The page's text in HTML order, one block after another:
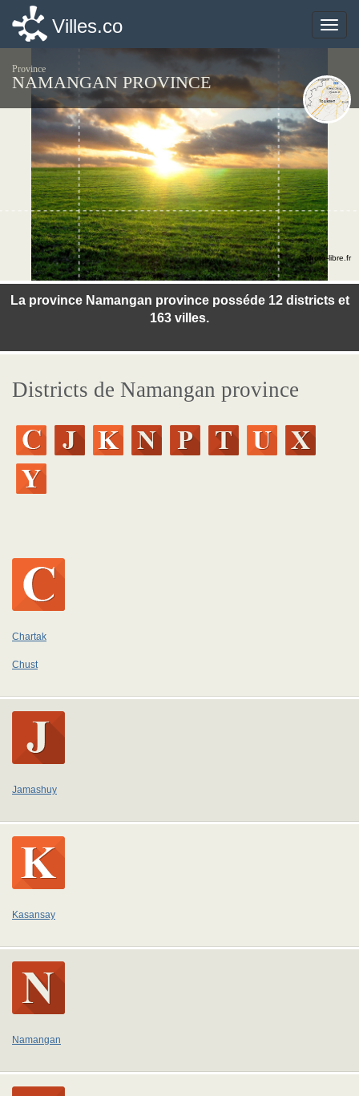
Toggle
Villes.co
Province
NAMANGAN PROVINCE
La province Namangan province posséde 12 districts et
163 villes.
©photo-libre.fr
Districts de Namangan province
Chartak
Chust
Jamashuy
Kasansay
Namangan
Toggle
Villes.co